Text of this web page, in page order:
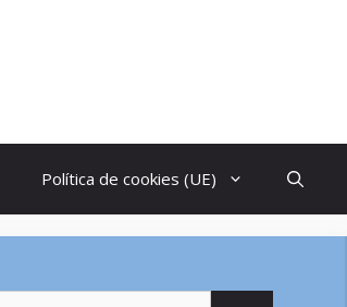
Política de cookies (UE)